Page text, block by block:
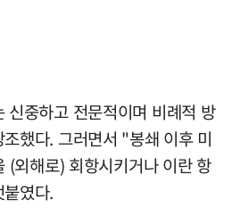
신중하고 전문적이며 비례적 방
했다. 그러면서 "봉쇄 이후 미
(외해로) 회항시키거나 이란 항
였다.